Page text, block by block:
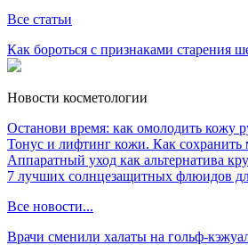
Все статьи
Как бороться с признаками старения
Новости косметологии
Останови время: как омолодить кожу
Тонус и лифтинг кожи. Как сохранить
Аппаратный уход как альтернатива
7 лучших солнцезащитных флюидов
Все новости...
Врачи сменили халаты на гольф-